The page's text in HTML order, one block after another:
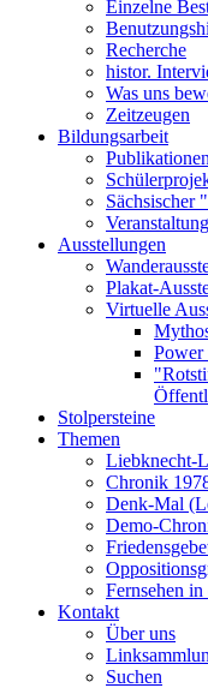
Einzelne
Recherche
histor.
Was uns
Zeitzeugen
Bildungsarbeit
Publikationen
Sächsischer
Ausstellungen
Plakat-
Virtuelle
Power
Stolpersteine
Themen
Liebknecht-
Chronik
Denk-Mal
Demo-
Fernsehen
Kontakt
Über uns
Suchen